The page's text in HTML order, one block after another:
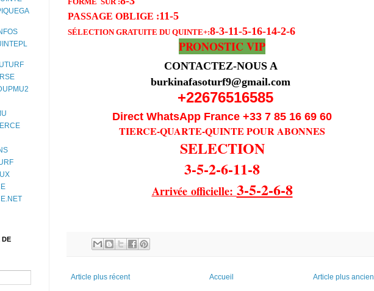
PASSAGE OBLIGE :11-5
SÉLECTION GRATUITE DU QUINTE+:8-3-11-5-16-14-2-6
PRONOSTIC VIP
CONTACTEZ-NOUS A
burkinafasoturf9@gmail.com
+22676516585
Direct WhatsApp France +33 7 85 16 69 60
TIERCE-QUARTE-QUINTE POUR ABONNES
SELECTION
3-5-2-6-11-8
Arrivée officielle: 3-5-2-6-8
Article plus récent Article plus ancien
Accueil
DE